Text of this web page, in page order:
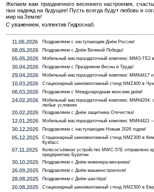
11.06.2026 Поздравляем с наступающим Днём России!
08.05.2026 Поздравляем с Днём Великой Победы!
05.05.2026 Мобильный маслораздаточный комплекс MMO-TE2
30.04.2026 Поздравляем с Праздником Весны и Труда!
29.04.2026 Мобильный маслораздаточный комплекс ММК4417
10.03.2026 Стационарный шиномонтажный стенд NMZ400 в
06.03.2026 Поздравляем с Международным женским днём!
24.02.2026
Мобильный маслораздаточный комплекс ММК4204:
любых условиях
20.02.2026 Поздравляем с Днём защитника Отечества!
12.01.2026 Мобильный маслораздаточный комплекс ММК4421
30.12.2025 Поздравляем с наступающим Новым 2026 годом!
05.12.2025
Стационарный шиномонтажный стенд NMZ300 в
Кузбасс
07.11.2025
Колесосъёмное устройство MWC-57E отправлено
предприятию Бурятии
30.10.2025 Поздравляем с Днём инженера-механика!
26.09.2025 Поздравляем с Днём машиностроителя!
28.08.2025 Поздравляем с Днём шахтёра!
20.08.2025 Стационарный шиномонтажный стенд NMZ300 в
Же­ла­ем вам празд­нич­но­го ве­сен­не­го на­стро­е­ния,
лых на­дежд на бу­ду­щее! Пусть все­гда будут лю­бовь и
мир на Земле!
С ува­же­ни­ем, кол­лек­тив Гид­ро­снаб.